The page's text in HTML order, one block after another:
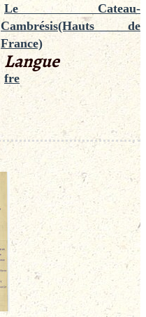
Le Cateau-
Cambrésis(Hauts de
France)
Langue
fre